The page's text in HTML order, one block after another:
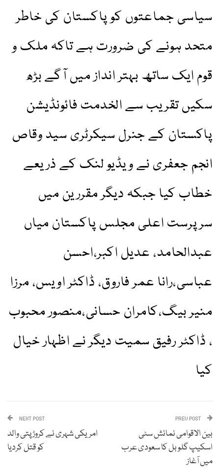
سیاسی جماعتوں کو پاکستان کی خاطر
متحد ہونے کی ضرورت ہے تاکہ ملک و
قوم ایک ساتھ بہتر انداز میں آگے بڑھ
سکیں تقریب سے الخدمت فائونڈیشن
پاکستان کے جنرل سیکرٹری سید وقاص
انجم جعفری نے ویڈیو لنک کے ذریعے
خطاب کیا جبکہ دیگر مقررین میں
سرپرست اعلی مجلس پاکستان میاں
عبدالحامد، عدیل اکبر،احسن
عباسی،رانا عمر فاروق، ڈاکٹر اویس، مرزا
منیر بیگ،کامران حسانی،منصور محبوب
، ڈاکٹر رفیق سمیت دیگر نے اظہار خیال
کیا
بین الاقوامی نمائش سٹی
اسکیپ گلوبل کا سعودی عرب
میں آغاز
NEXT POST
امریکی شہری نے کروڑ پتی والد
کو قتل کردیا